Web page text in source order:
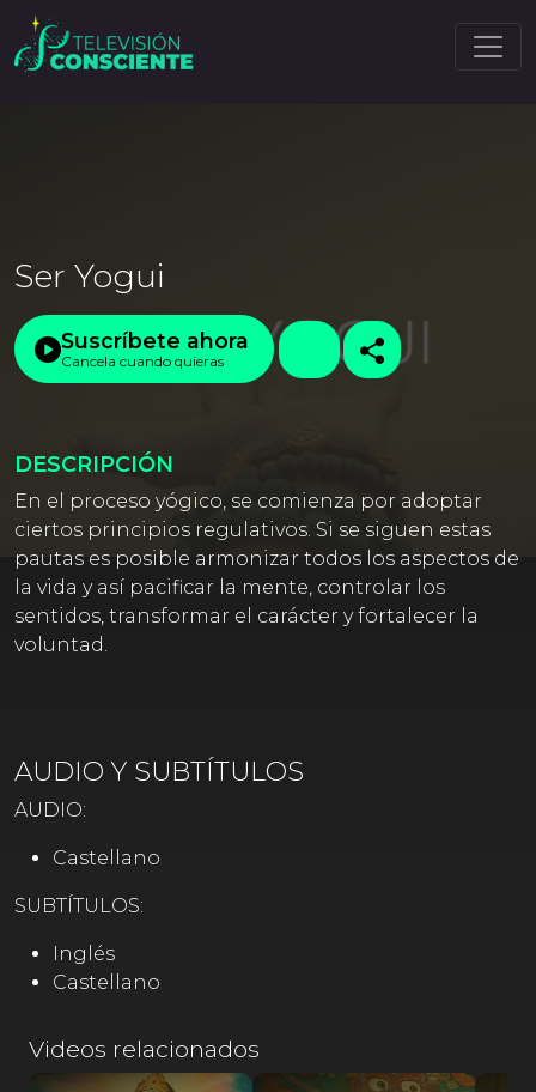
Ser Yogui
Suscríbete ahora
Cancela cuando quieras
DESCRIPCIÓN
En el proceso yógico, se comienza por adoptar
ciertos principios regulativos. Si se siguen estas
pautas es posible armonizar todos los aspectos de
la vida y así pacificar la mente, controlar los
sentidos, transformar el carácter y fortalecer la
voluntad.
AUDIO Y SUBTÍTULOS
AUDIO:
Castellano
SUBTÍTULOS:
Inglés
Castellano
Videos relacionados